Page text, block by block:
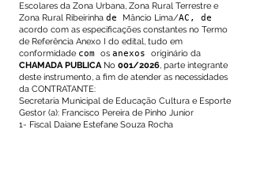
Escolares da Zona Urbana, Zona Rural Terrestre e
Zona Rural Ribeirinha de Mâncio Lima/AC, de
acordo com as especificações constantes no Termo
de Referência Anexo I do edital, tudo em
conformidade com os anexos originário da
CHAMADA PUBLICA No 001/2026, parte integrante
deste instrumento, a fim de atender as necessidades
da CONTRATANTE:
Secretaria Municipal de Educação Cultura e Esporte
Gestor (a): Francisco Pereira de Pinho Junior
1- Fiscal Daiane Estefane Souza Rocha